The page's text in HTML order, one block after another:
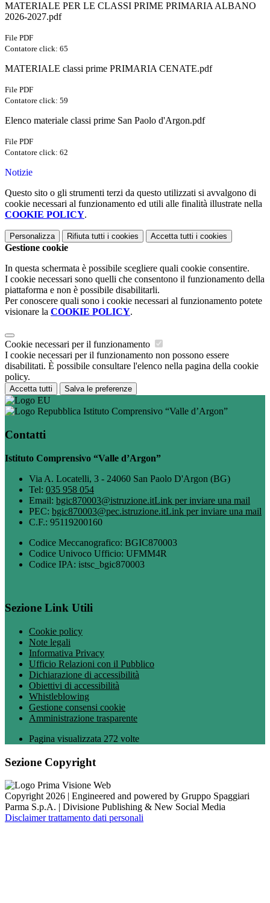
MATERIALE PER LE CLASSI PRIME PRIMARIA ALBANO
2026-2027.pdf
File PDF
Contatore click: 65
MATERIALE classi prime PRIMARIA CENATE.pdf
File PDF
Contatore click: 59
Elenco materiale classi prime San Paolo d'Argon.pdf
File PDF
Contatore click: 62
Notizie
Questo sito o gli strumenti terzi da questo utilizzati si avvalgono di
cookie necessari al funzionamento ed utili alle finalità illustrate nella
COOKIE POLICY.
Personalizza Rifiuta tutti i cookies Accetta tutti i cookies
Gestione cookie
In questa schermata è possibile scegliere quali cookie consentire.
I cookie necessari sono quelli che consentono il funzionamento della
piattaforma e non è possibile disabilitarli.
Per conoscere quali sono i cookie necessari al funzionamento potete
visionare la COOKIE POLICY.
Cookie necessari per il funzionamento
I cookie necessari per il funzionamento non possono essere
disabilitati. È possibile consultare l'elenco nella pagina della cookie
policy.
Accetta tutti Salva le preferenze
Istituto Comprensivo “Valle d’Argon”
Contatti
Istituto Comprensivo “Valle d’Argon”
Via A. Locatelli, 3 - 24060 San Paolo D'Argon (BG)
Tel: 035 958 054
Email: bgic870003@istruzione.itLink per inviare una mail
PEC: bgic870003@pec.istruzione.itLink per inviare una mail
C.F.: 95119200160
Codice Meccanografico: BGIC870003
Codice Univoco Ufficio: UFMM4R
Codice IPA: istsc_bgic870003
Sezione Link Utili
Cookie policy
Note legali
Informativa Privacy
Ufficio Relazioni con il Pubblico
Dichiarazione di accessibilità
Obiettivi di accessibilità
Whistleblowing
Gestione consensi cookie
Amministrazione trasparente
Pagina visualizzata 272 volte
Sezione Copyright
Copyright 2026 | Engineered and powered by Gruppo Spaggiari
Parma S.p.A. | Divisione Publishing & New Social Media
Disclaimer trattamento dati personali